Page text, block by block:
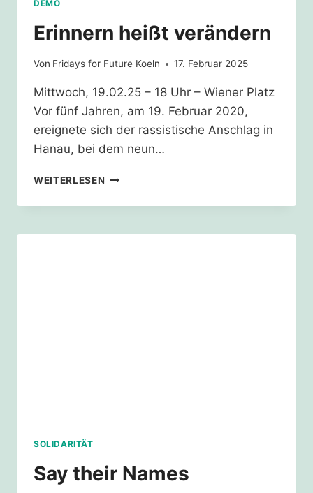
DEMO
Erinnern heißt verändern
Von Fridays for Future Koeln 17. Februar 2025
Mittwoch, 19.02.25 – 18 Uhr – Wiener Platz
Vor fünf Jahren, am 19. Februar 2020,
ereignete sich der rassistische Anschlag in
Hanau, bei dem neun…
WEITERLESEN ERINNERN
ERÄNDERN
SOLIDARITÄT
Say their Names